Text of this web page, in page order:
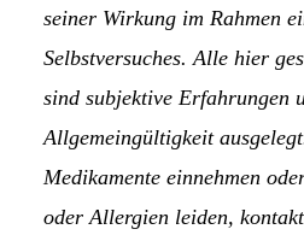
seiner Wirkung im Rahmen
Selbstversuches. Alle hier
sind subjektive Erfahrungen
Allgemeingültigkeit
Medikamente einnehmen
oder Allergien leiden,